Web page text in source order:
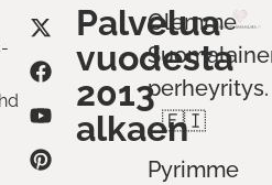
Palvelua
vuodesta
2013
alkaen
Olemme
perheyritys.
🇫🇮
Pyrimme